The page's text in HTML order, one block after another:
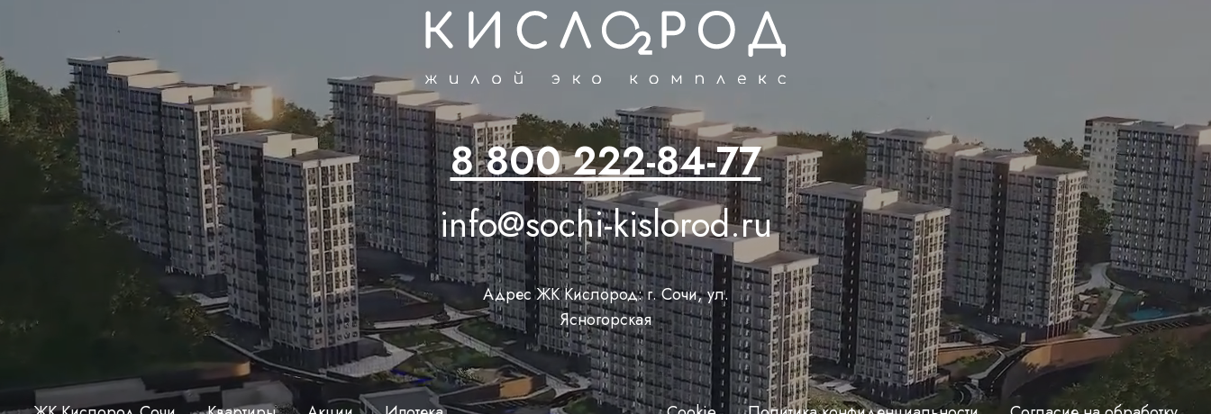
8 800 222-84-77
info@sochi-kislorod.ru
Адрес ЖК Кислород: г. Сочи, ул.
Ясногорская